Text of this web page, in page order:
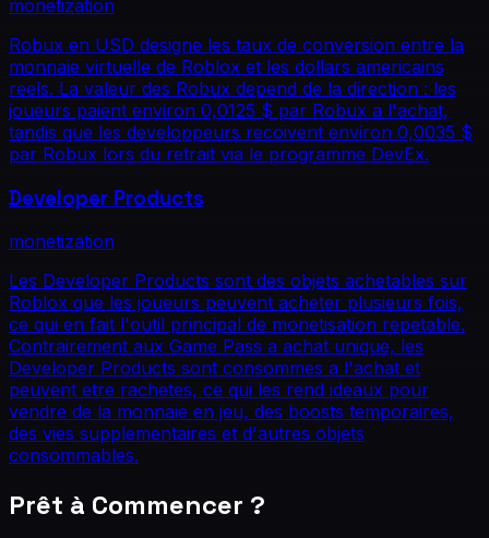
monetization
Robux en USD designe les taux de conversion entre la
monnaie virtuelle de Roblox et les dollars americains
reels. La valeur des Robux depend de la direction : les
joueurs paient environ 0,0125 $ par Robux a l'achat,
tandis que les developpeurs recoivent environ 0,0035 $
par Robux lors du retrait via le programme DevEx.
Developer Products
monetization
Les Developer Products sont des objets achetables sur
Roblox que les joueurs peuvent acheter plusieurs fois,
ce qui en fait l'outil principal de monetisation repetable.
Contrairement aux Game Pass a achat unique, les
Developer Products sont consommes a l'achat et
peuvent etre rachetes, ce qui les rend ideaux pour
vendre de la monnaie en jeu, des boosts temporaires,
des vies supplementaires et d'autres objets
consommables.
Prêt à Commencer ?